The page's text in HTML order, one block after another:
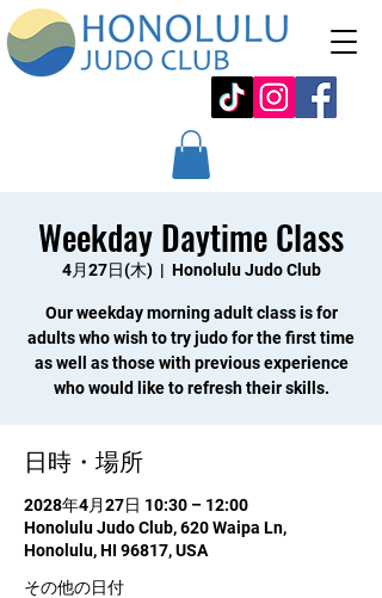
Weekday Daytime Class
4月27日(木)
  |
Honolulu Judo Club
Our weekday morning adult class is for
adults who wish to try judo for the first time
as well as those with previous experience
who would like to refresh their skills.
日時・場所
2028年4月27日 10:30 – 12:00
Honolulu Judo Club, 620 Waipa Ln,
Honolulu, HI 96817, USA
その他の日付